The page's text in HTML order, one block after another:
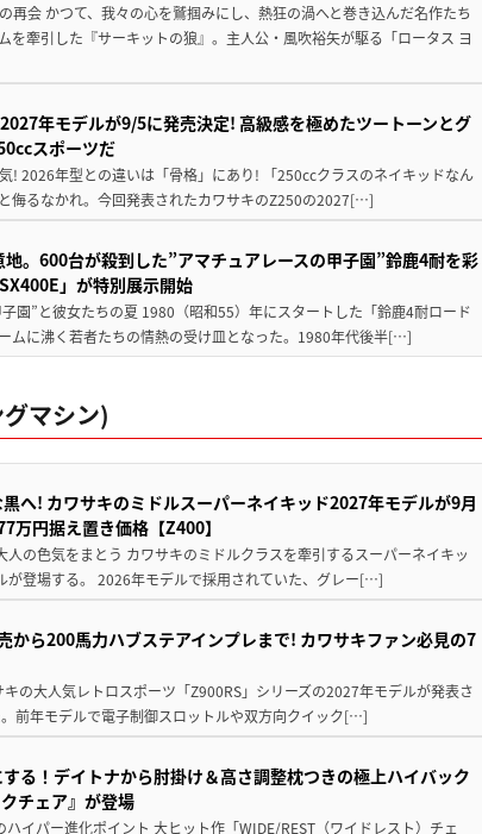
再会 かつて、我々の心を鷲掴みにし、熱狂の渦へと巻き込んだ名作たち
を牽引した『サーキットの狼』。主人公・風吹裕矢が駆る「ロータス ヨ
年モデルが9/5に発売決定! 高級感を極めたツートーンとグ
スポーツだ
! 2026年型との違いは「骨格」にあり! 「250ccクラスのネイキッドなん
侮るなかれ。今回発表されたカワサキのZ250の2027[…]
。600台が殺到した”アマチュアレースの甲子園”鈴鹿4耐を彩
」が特別展示開始
園”と彼女たちの夏 1980（昭和55）年にスタートした「鈴鹿4耐ロード
ムに沸く若者たちの情熱の受け皿となった。1980年代後半[…]
マシン)
へ! カワサキのミドルスーパーネイキッド2027年モデルが9月
万円据え置き価格【Z400】
の色気をまとう カワサキのミドルクラスを牽引するスーパーネイキッ
が登場する。 2026年モデルで採用されていた、グレー[…]
から200馬力ハブステアインプレまで! カワサキファン必見の7
の大人気レトロスポーツ「Z900RS」シリーズの2027年モデルが発表さ
前年モデルで電子制御スロットルや双方向クイック[…]
する！デイトナから肘掛け＆高さ調整枕つきの極上ハイバック
チェア』が登場
イパー進化ポイント 大ヒット作「WIDE/REST（ワイドレスト）チェ